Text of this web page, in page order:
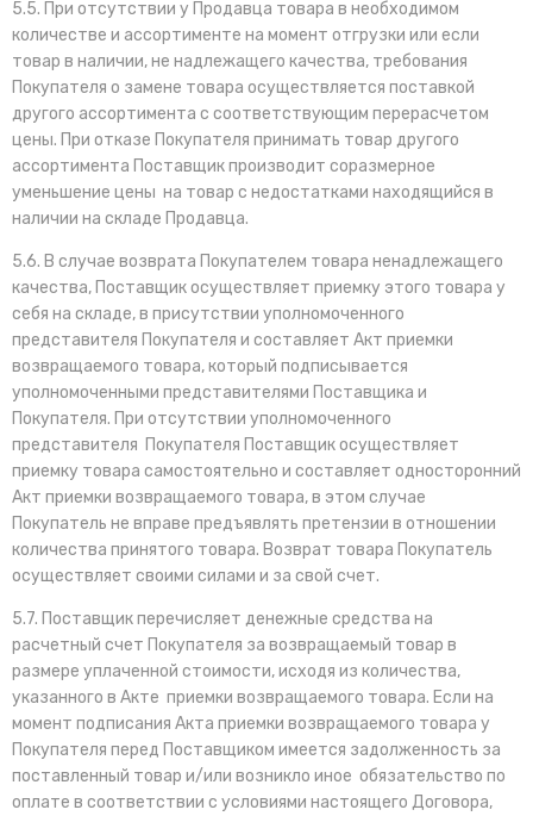
5.5. При отсутствии у Продавца товара в необходимом
количестве и ассортименте на момент отгрузки или если
товар в наличии, не надлежащего качества, требования
Покупателя о замене товара осуществляется поставкой
другого ассортимента с соответствующим перерасчетом
цены. При отказе Покупателя принимать товар другого
ассортимента Поставщик производит соразмерное
уменьшение цены на товар с недостатками находящийся в
наличии на складе Продавца.
5.6. В случае возврата Покупателем товара ненадлежащего
качества, Поставщик осуществляет приемку этого товара у
себя на складе, в присутствии уполномоченного
представителя Покупателя и составляет Акт приемки
возвращаемого товара, который подписывается
уполномоченными представителями Поставщика и
Покупателя. При отсутствии уполномоченного
представителя Покупателя Поставщик осуществляет
приемку товара самостоятельно и составляет односторонний
Акт приемки возвращаемого товара, в этом случае
Покупатель не вправе предъявлять претензии в отношении
количества принятого товара. Возврат товара Покупатель
осуществляет своими силами и за свой счет.
5.7. Поставщик перечисляет денежные средства на
расчетный счет Покупателя за возвращаемый товар в
размере уплаченной стоимости, исходя из количества,
указанного в Акте приемки возвращаемого товара. Если на
момент подписания Акта приемки возвращаемого товара у
Покупателя перед Поставщиком имеется задолженность за
поставленный товар и/или возникло иное обязательство по
оплате в соответствии с условиями настоящего Договора,